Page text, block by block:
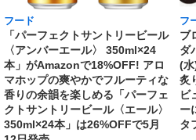
フード
「パーフェクトサントリービール
〈アンバーエール〉 350ml×24
本」がAmazonで18%OFF! アロ
マホップの爽やかでフルーティな
香りの余韻を楽しめる「パーフェ
クトサントリービール〈エール〉
350ml×24本」は26%OFFで5月
フ
ブ
ダ
(
炙
ビ
ー
タ